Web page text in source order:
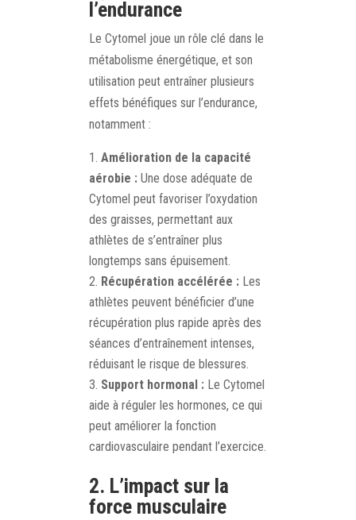
l’endurance
Le Cytomel joue un rôle clé dans le
métabolisme énergétique, et son
utilisation peut entraîner plusieurs
effets bénéfiques sur l’endurance,
notamment :
Amélioration de la capacité
aérobie : Une dose adéquate de
Cytomel peut favoriser l’oxydation
des graisses, permettant aux
athlètes de s’entraîner plus
longtemps sans épuisement.
Récupération accélérée : Les
athlètes peuvent bénéficier d’une
récupération plus rapide après des
séances d’entraînement intenses,
réduisant le risque de blessures.
Support hormonal : Le Cytomel
aide à réguler les hormones, ce qui
peut améliorer la fonction
cardiovasculaire pendant l’exercice.
2. L’impact sur la
force musculaire